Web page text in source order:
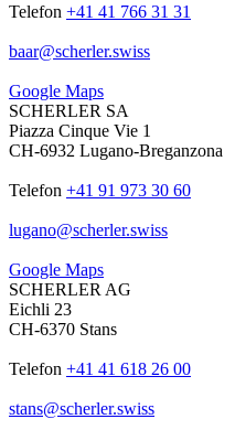
Telefon +41 41 766 31 31
baar@scherler.swiss
Google Maps
SCHERLER SA
Piazza Cinque Vie 1
CH-6932 Lugano-Breganzona
Telefon +41 91 973 30 60
lugano@scherler.swiss
Google Maps
SCHERLER AG
Eichli 23
CH-6370 Stans
Telefon +41 41 618 26 00
stans@scherler.swiss